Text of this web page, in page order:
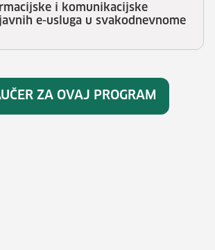
i komunikacijske
e-usluga u svakodnevnome
ZA OVAJ PROGRAM